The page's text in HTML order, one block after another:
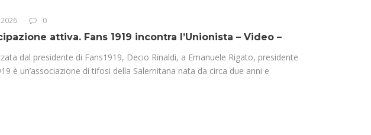
0
attiva. Fans 1919 incontra l’Unionista – Video –
dal presidente di Fans1919, Decio Rinaldi, a Emanuele Rigato, presidente
è un’associazione di tifosi della Salernitana nata da circa due anni e